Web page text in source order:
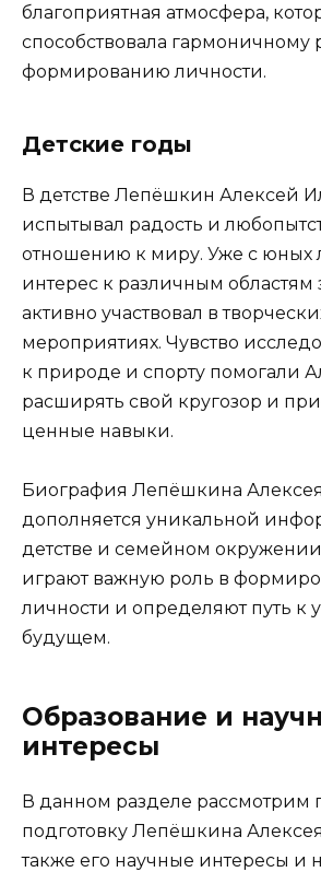
благоприятная атмосфера,
способствовала гармоничному
формированию личности.
Детские годы
В детстве Лепёшкин Алексей
испытывал радость и
отношению к миру. Уже с юных
интерес к различным областям
активно участвовал в
мероприятиях. Чувство
к природе и спорту помогали
расширять свой кругозор и
ценные навыки.
Биография Лепёшкина
дополняется уникальной
детстве и семейном
играют важную роль в
личности и определяют путь к
будущем.
Образование и
интересы
В данном разделе рассмотрим
подготовку Лепёшкина
также его научные интересы и